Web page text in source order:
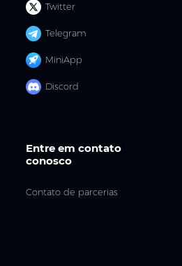
Twitter
Telegram
MiniApp
Discord
Entre em contato
conosco
Contato de parcerias